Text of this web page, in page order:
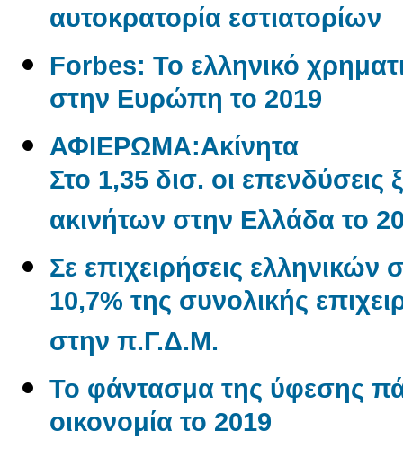
αυτοκρατορία εστιατορίων
Forbes: Το ελληνικό
στην Ευρώπη το 2019
ΑΦΙΕΡΩΜΑ:Aκίνητα
Στο 1,35 δισ. οι
ακινήτων στην Ελλάδα το
Σε επιχειρήσεις
10,7% της συνολικής
στην π.Γ.Δ.Μ.
Το φάντασμα της ύφεσης
οικονομία το 2019